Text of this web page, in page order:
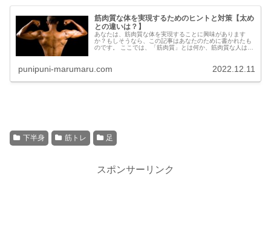
筋肉質な体を実現するためのヒントと対策【太め
との違いは？】
あなたは、筋肉質な体を実現することに興味があります
か？もしそうなら、この記事はあなたのために書かれたも
のです。 ここでは、「筋肉質」とは何か、筋肉質な人はど
punipuni-marumaru.com 2022.12.11
下半身 筋トレ 足
スポンサーリンク